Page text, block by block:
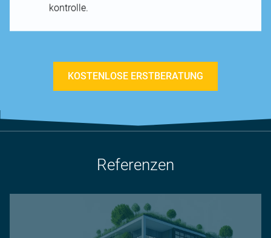
kontrolle.
KOSTENLOSE ERSTBERATUNG
Referenzen